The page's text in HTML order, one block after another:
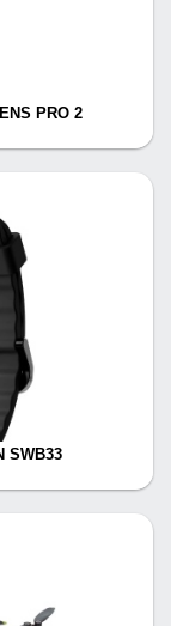
PRO 2
SWB33